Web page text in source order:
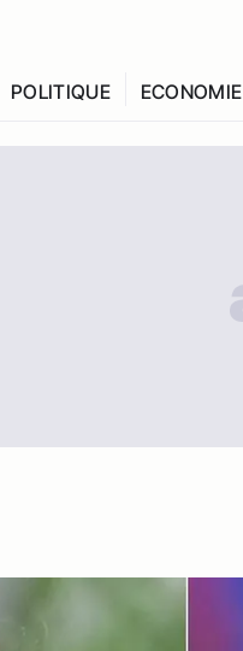
POLITIQUE ECONOMIE